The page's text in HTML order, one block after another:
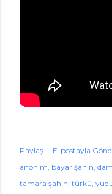
Paylaş
E-postayla
anonim bayar şahin
tamara şahin türkü